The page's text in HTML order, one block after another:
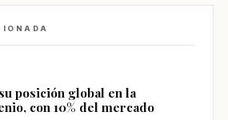
posición global en la
con 10% del mercado